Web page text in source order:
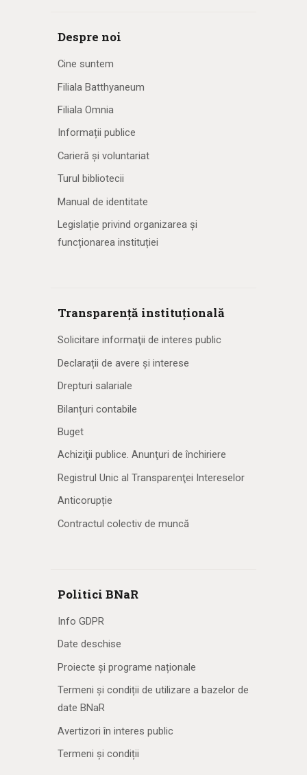
Despre noi
Cine suntem
Filiala Batthyaneum
Filiala Omnia
Informații publice
Carieră și voluntariat
Turul bibliotecii
Manual de identitate
Legislație privind organizarea și
funcționarea instituției
Transparență instituțională
Solicitare informaţii de interes public
Declarații de avere și interese
Drepturi salariale
Bilanțuri contabile
Buget
Achiziţii publice. Anunţuri de închiriere
Registrul Unic al Transparenţei Intereselor
Anticorupție
Contractul colectiv de muncă
Politici BNaR
Info GDPR
Date deschise
Proiecte și programe naționale
Termeni și condiții de utilizare a bazelor de
date BNaR
Avertizori în interes public
Termeni și condiții